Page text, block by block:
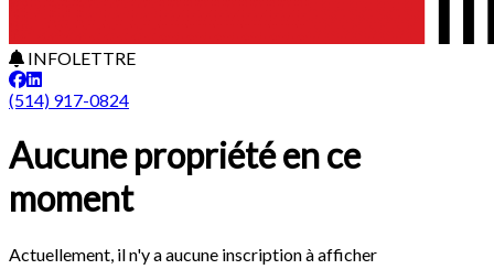
INFOLETTRE
(514) 917-0824
Aucune propriété en ce
moment
Actuellement, il n'y a aucune inscription à afficher